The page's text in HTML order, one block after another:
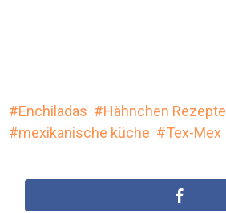
Enchiladas Hähnchen Rezepte
mexikanische küche
Tex-Mex